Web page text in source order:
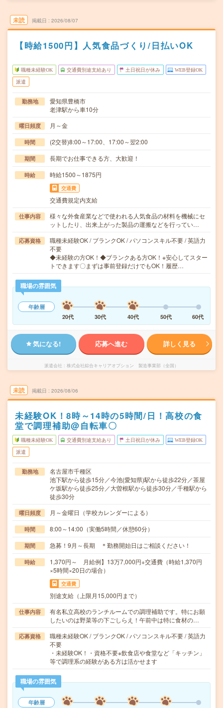
未読 掲載日 2026/08/07
【時給1500円】人気食品づくり/日払いOK
職種未経験OK 交通費別途支給あり 土日祝日が休み WEB登録OK
派遣
勤務地
愛知県豊橋市
老津駅から車10分
曜日頻度 月～金
時間 (2交替)8:00～17:00、17:00～翌2:00
期間 長期でお仕事できる方、大歓迎！
時給 時給1500～1875円
交通費
交通費規定内支給
仕事内容
様々な外食産業などで使われる人気食品の材料を機械にセ
ットしたり、出来上がった製品の運搬などを行ってい…
応募資格
職種未経験OK / ブランクOK / パソコンスキル不要 / 英語力
不要
◆未経験の方OK！◆ブランクある方OK！※安心してスター
トできます〇まずは事前登録だけでもOK！履歴…
職場の雰囲気
年齢層
20代
30代 40代 50代 60代
気になる! 応募へ進む 詳しく見る
派遣会社 株式会社綜合キャリアオプション 製造事業部（全国）
未読 掲載日 2026/08/06
未経験OK！8時～14時の5時間/日！高校の食
堂で調理補助@自転車〇
職種未経験OK 交通費別途支給あり 土日祝日が休み WEB登録OK
派遣
勤務地
名古屋市千種区
池下駅から徒歩15分／今池(愛知県)駅から徒歩22分／茶屋
ケ坂駅から徒歩25分／大曽根駅から徒歩30分／千種駅から
徒歩30分
曜日頻度 月～金曜日（学校カレンダーによる）
時間 8:00～14:00（実働5時間／休憩60分）
期間 急募！9月～長期 ＊勤務開始日はご相談ください！
時給
1,370円～ 月給例】13万7,000円+交通費（時給1,370円
×5時間×20日の場合）
交通費
別途支給（上限月15,000円まで）
仕事内容
有名私立高校のランチルームでの調理補助です。特にお願
したいのは野菜等の下ごしらえ！午前中は特に食材の…
応募資格
職種未経験OK / ブランクOK / パソコンスキル不要 / 英語力
不要
・未経験OK！・資格不要※飲食店や食堂など「キッチン」
等で調理系の経験がある方は活かせます
職場の雰囲気
年齢層